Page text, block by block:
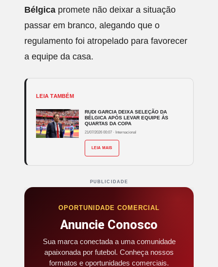
Bélgica promete não deixar a situação
passar em branco, alegando que o
regulamento foi atropelado para favorecer
a equipe da casa.
LEIA TAMBÉM
RUDI GARCIA DEIXA SELEÇÃO DA
BÉLGICA APÓS LEVAR EQUIPE ÀS
QUARTAS DA COPA
21/07/2026 00:07 · Internacional
LEIA MAIS
PUBLICIDADE
OPORTUNIDADE COMERCIAL
Anuncie Conosco
Sua marca conectada a uma comunidade
apaixonada por futebol. Conheça nossos
formatos e oportunidades comerciais.